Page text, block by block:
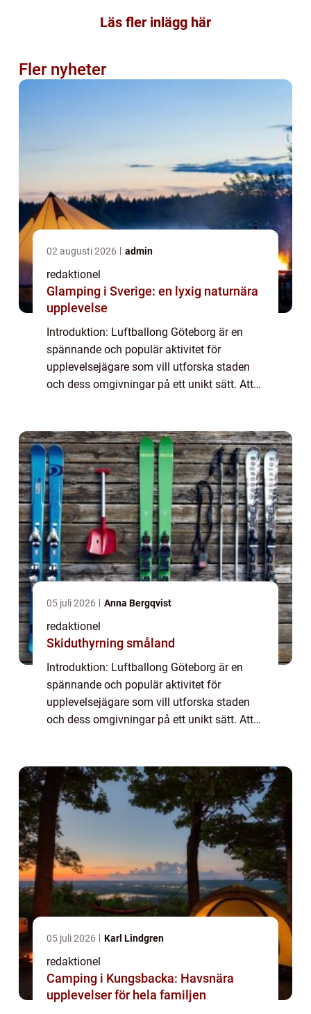
Läs fler inlägg här
Fler nyheter
02 augusti 2026 admin
redaktionel
Glamping i Sverige: en lyxig naturnära
upplevelse
Introduktion: Luftballong Göteborg är en
spännande och populär aktivitet för
upplevelsejägare som vill utforska staden
och dess omgivningar på ett unikt sätt. Att
lan...
05 juli 2026 Anna Bergqvist
redaktionel
Skiduthyrning småland
Introduktion: Luftballong Göteborg är en
spännande och populär aktivitet för
upplevelsejägare som vill utforska staden
och dess omgivningar på ett unikt sätt. Att
lan...
05 juli 2026 Karl Lindgren
redaktionel
Camping i Kungsbacka: Havsnära
upplevelser för hela familjen